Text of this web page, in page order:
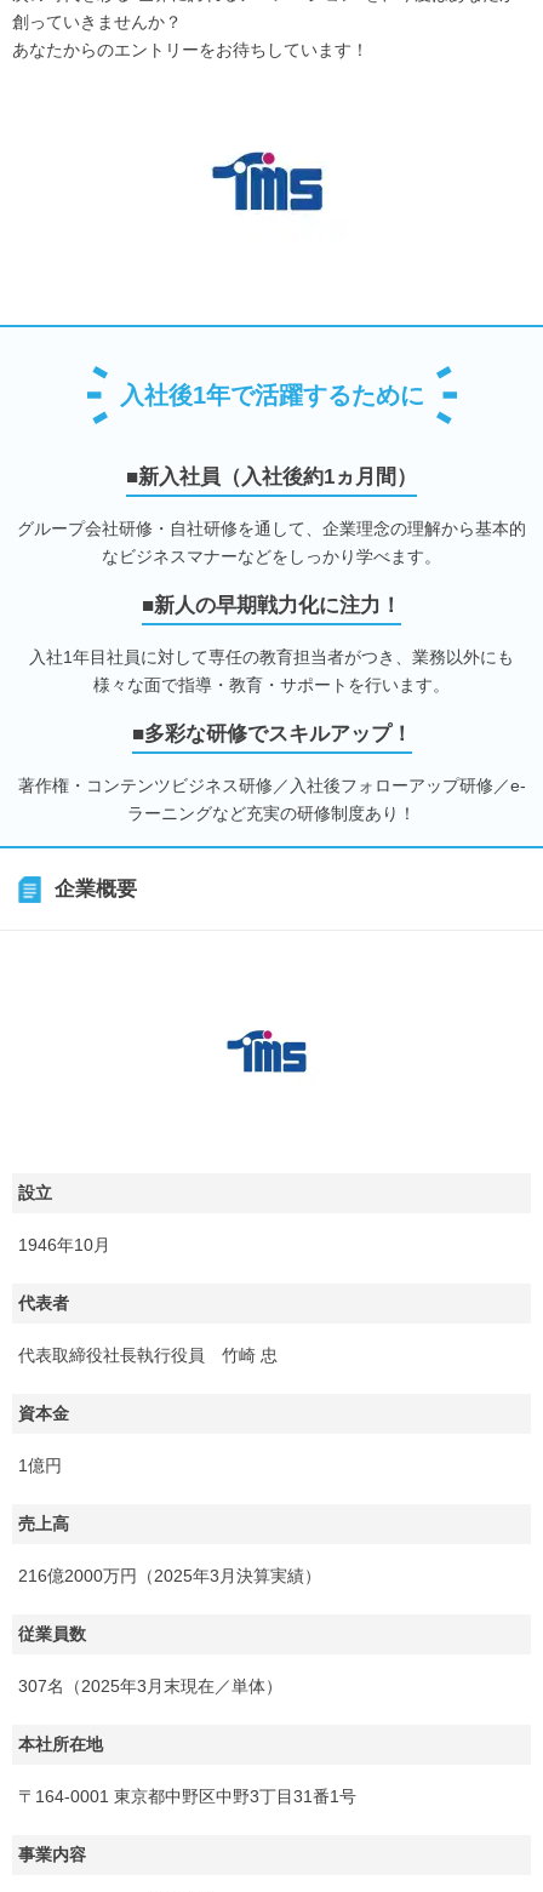
創っていきませんか？
あなたからのエントリーをお待ちしています！
入社後1年で活躍するために
■新入社員（入社後約1ヵ月間）
グループ会社研修・自社研修を通して、企業理念の理解から基本的
なビジネスマナーなどをしっかり学べます。
■新人の早期戦力化に注力！
入社1年目社員に対して専任の教育担当者がつき、業務以外にも
様々な面で指導・教育・サポートを行います。
■多彩な研修でスキルアップ！
著作権・コンテンツビジネス研修／入社後フォローアップ研修／e-
ラーニングなど充実の研修制度あり！
企業概要
設立
1946年10月
代表者
代表取締役社長執行役員 竹崎 忠
資本金
1億円
売上高
216億2000万円（2025年3月決算実績）
従業員数
307名（2025年3月末現在／単体）
本社所在地
〒164-0001 東京都中野区中野3丁目31番1号
事業内容